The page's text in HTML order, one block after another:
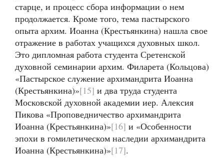
старце, и процесс сбора информации о нем
продолжается. Кроме того, тема пастырского
опыта архим. Иоанна (Крестьянкина) нашла свое
отражение в работах учащихся духовных школ.
Это дипломная работа студента Сретенской
духовной семинарии архим. Филарета (Кольцова)
«Пастырское служение архимандрита Иоанна
(Крестьянкина)»[15] и два труда студента
Московской духовной академии иер. Алексия
Пикова «Проповедничество архимандрита
Иоанна (Крестьянкина)»[16] и «Особенности
эпохи в гомилетическом наследии архимандрита
Иоанна (Крестьянкина)»[17].